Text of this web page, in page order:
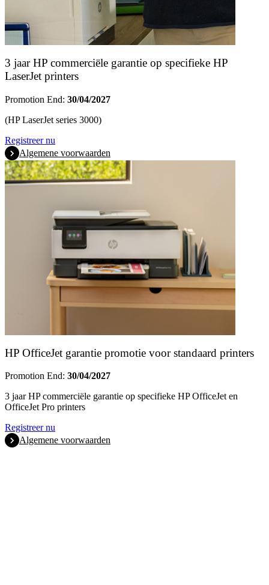
3 jaar HP commerciële garantie op specifieke HP
LaserJet printers
Promotion End: 30/04/2027
(HP LaserJet series 3000)
Registreer nu
Algemene voorwaarden
HP OfficeJet garantie promotie voor standaard printers
Promotion End: 30/04/2027
3 jaar HP commerciële garantie op specifieke HP OfficeJet en
OfficeJet Pro printers
Registreer nu
Algemene voorwaarden